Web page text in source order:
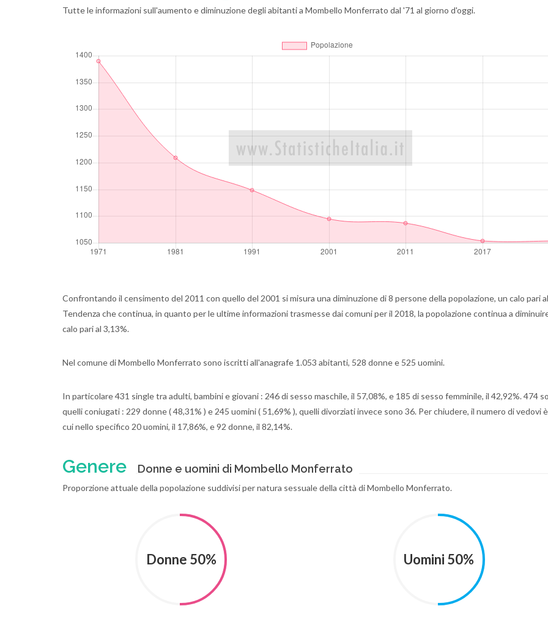
Tutte le informazioni sull'aumento e diminuzione degli abitanti a Mombello Monferrato dal '71 al giorno d'oggi.
Confrontando il censimento del 2011 con quello del 2001 si misura una diminuzione di 8 persone della popolazione, un calo pari
Tendenza che continua, in quanto per le ultime informazioni trasmesse dai comuni per il 2018, la popolazione continua a
calo pari al 3,13%.
Nel comune di Mombello Monferrato sono iscritti all'anagrafe 1.053 abitanti, 528 donne e 525 uomini.
In particolare 431 single tra adulti, bambini e giovani : 246 di sesso maschile, il 57,08%, e 185 di sesso femminile, il 42,92%. 474
quelli coniugati : 229 donne ( 48,31% ) e 245 uomini ( 51,69% ), quelli divorziati invece sono 36. Per chiudere, il numero di vedovi
cui nello specifico 20 uomini, il 17,86%, e 92 donne, il 82,14%.
Genere Donne e uomini di Mombello Monferrato
Proporzione attuale della popolazione suddivisi per natura sessuale della città di Mombello Monferrato.
Donne 50% Uomini 50%